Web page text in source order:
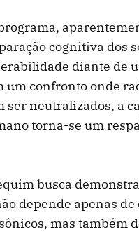
cognitiva dos
diante de
um confronto onde
ser neutralizados, a
torna-se um
busca
depende apenas de
mas também